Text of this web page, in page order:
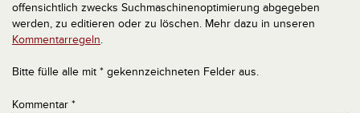
offensichtlich zwecks Suchmaschinenoptimierung abgegeben
werden, zu editieren oder zu löschen. Mehr dazu in unseren
Kommentarregeln.
Bitte fülle alle mit * gekennzeichneten Felder aus.
Kommentar *